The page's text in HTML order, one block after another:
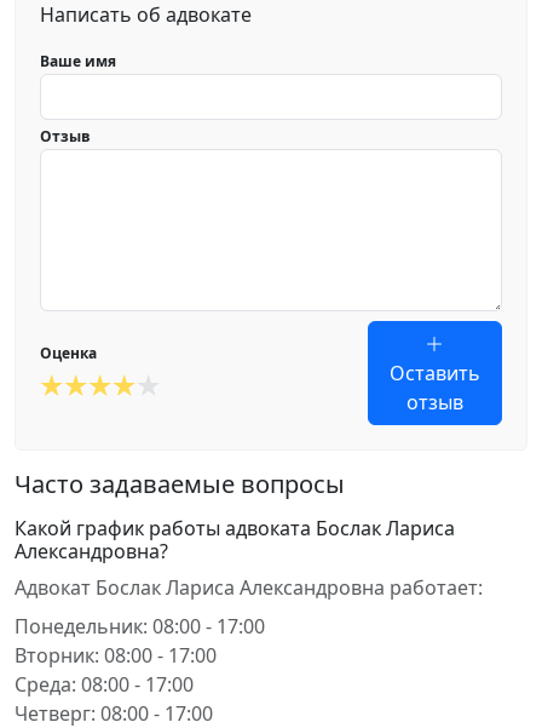
Написать об адвокате
Ваше имя
Отзыв
Оценка
Оставить
отзыв
Часто задаваемые вопросы
Какой график работы адвоката Бослак Лариса
Александровна?
Адвокат Бослак Лариса Александровна работает:
Понедельник: 08:00 - 17:00
Вторник: 08:00 - 17:00
Среда: 08:00 - 17:00
Четверг: 08:00 - 17:00